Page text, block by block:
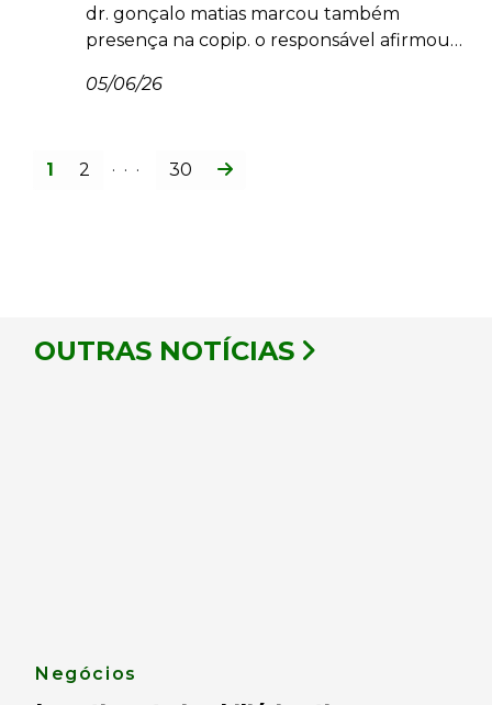
dr. gonçalo matias marcou também
presença na copip. o responsável afirmou
“digitalização” no imobiliário, referindo que
05/06/26
1 2 ... 30
OUTRAS NOTÍCIAS
Negócios